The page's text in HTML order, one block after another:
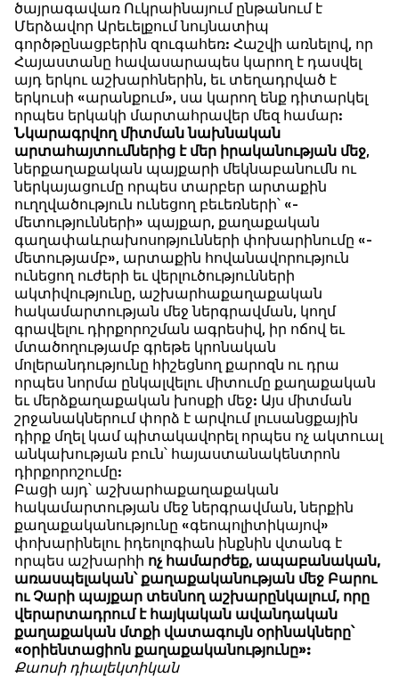
ծայրագավառ Ուկրաինայում ընթանում է
Մերձավոր Արեւելքում նույնատիպ
գործթընացբերին զուգահեռ: Հաշվի առնելով, որ
Հայաստանը հավասարապես կարող է դասվել
այդ երկու աշխարհներին, եւ տեղադրված է
երկուսի «արանքում», սա կարող ենք դիտարկել
որպես երկակի մարտահրավեր մեզ համար:
Նկարագրվող միտման նախնական
արտահայտումներից է մեր իրականության մեջ,
ներքաղաքական պայքարի մեկնաբանումն ու
ներկայացումը որպես տարբեր արտաքին
ուղղվածություն ունեցող բեւեռների՝ «-
մետությունների» պայքար, քաղաքական
գաղափաևրախոսոթյունների փոխարինումը «-
մետությամբ», արտաքին հովանավորություն
ունեցող ուժերի եւ վերլուծությունների
ակտիվությունը, աշխարհաքաղաքական
հակամարտության մեջ ներգրավման, կողմ
գրավելու դիրքորոշման ագրեսիվ, իր ոճով եւ
մտածողությամբ գրեթե կրոնական
մոլերանդությունը հիշեցնող քարոզն ու դրա
որպես նորմա ընկալվելու միտումը քաղաքական
եւ մերձքաղաքական խոսքի մեջ: Այս միտման
շրջանակներում փորձ է արվում լուսանցքային
դիրք մղել կամ պիտակավորել որպես ոչ ակտուալ
անկախության բուն՝ հայաստանակենտրոն
դիրքորոշումը:
Բացի այդ՝ աշխարհաքաղաքական
հակամարտության մեջ ներգրավման, ներքին
քաղաքականությունը «գեոպոլիտիկայով»
փոխարինելու իդեոլոգիան ինքնին վտանգ է
որպես աշխարհի ոչ համարժեք, ապաբանական,
առասպելական՝ քաղաքականության մեջ Բարու
ու Չարի պայքար տեսնող աշխարընկալում, որը
վերարտադրում է հայկական ավանդական
քաղաքական մտքի վատագույն օրինակները՝
«օրիենտացիոն քաղաքականությունը»:
Քաոսի դիալեկտիկան